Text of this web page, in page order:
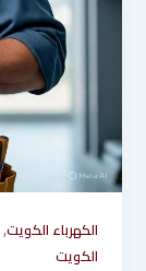
الكهرباء الكويت,
الكويت